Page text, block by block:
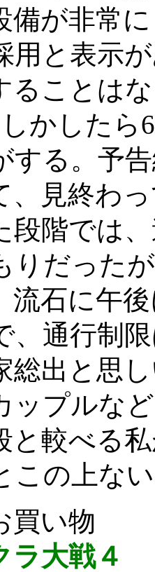
備が非常
用と表示
ることは
かした
する。予
見終わっ
段階では
りだった
流石に午
、通行制
総出と思
ップルな
と較べる
この上な
い物
ラ大戦４